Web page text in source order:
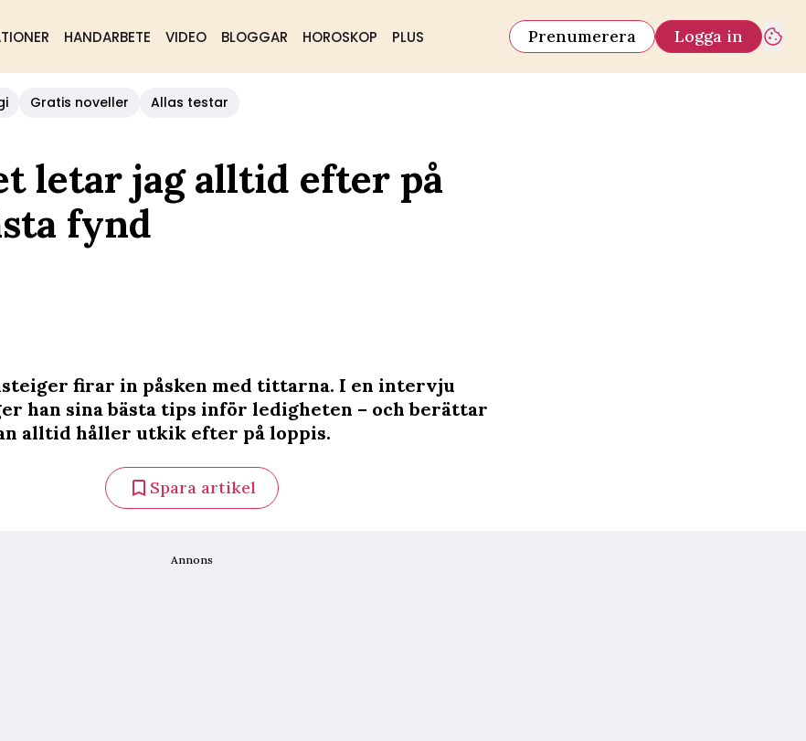
HANDARBETE VIDEO BLOGGAR HOROSKOP PLUS Prenumerera Logga in
Gratis noveller
Allas testar
letar jag alltid efter på
fynd
firar in påsken med tittarna. I en intervju
han sina bästa tips inför ledigheten – och berättar
alltid håller utkik efter på loppis.
Spara artikel
Annons